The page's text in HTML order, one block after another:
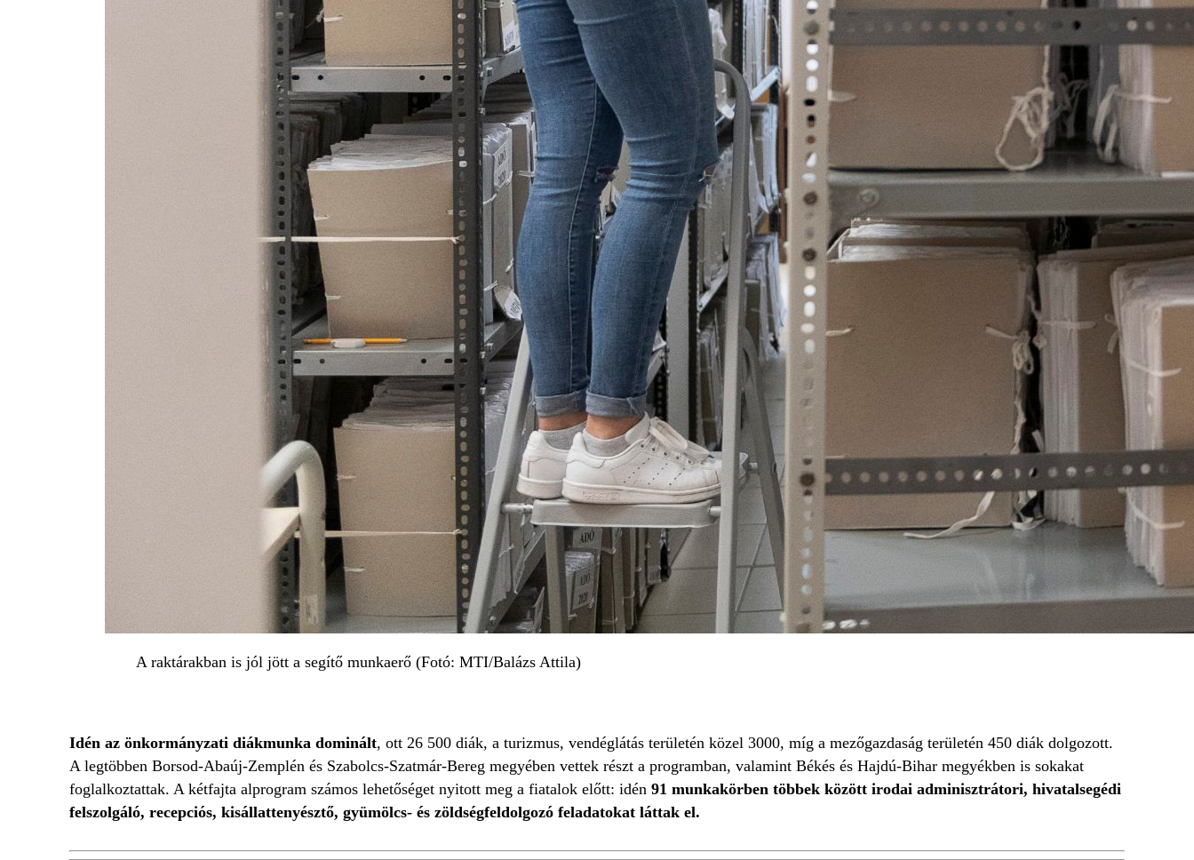
A raktárakban is jól jött a segítő munkaerő (Fotó: MTI/Balázs Attila)
Idén az önkormányzati diákmunka dominált, ott 26 500 diák, a turizmus, vendéglátás területén közel 3000, míg a mezőgazdaság területén 450 diák dolgozott.
A legtöbben Borsod-Abaúj-Zemplén és Szabolcs-Szatmár-Bereg megyében vettek részt a programban, valamint Békés és Hajdú-Bihar megyékben is sokakat
foglalkoztattak. A kétfajta alprogram számos lehetőséget nyitott meg a fiatalok előtt: idén 91 munkakörben többek között irodai adminisztrátori, hivatalsegédi
felszolgáló, recepciós, kisállattenyésztő, gyümölcs- és zöldségfeldolgozó feladatokat láttak el.